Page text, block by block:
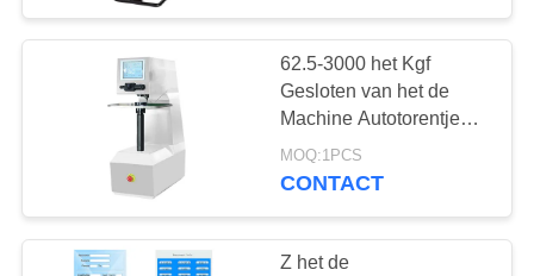
FABRIEKSREIS
KWALITEITSCONTROLE
CONTACTEER
ONS
Ultrasoon
diktemeter
64
62.5-3000 het Kgf
Gesloten van het de
Machine Autotorentje
van Lijnbrinell Testende
Type van het Touche
MOQ:1PCS
CONTACT
Z het de